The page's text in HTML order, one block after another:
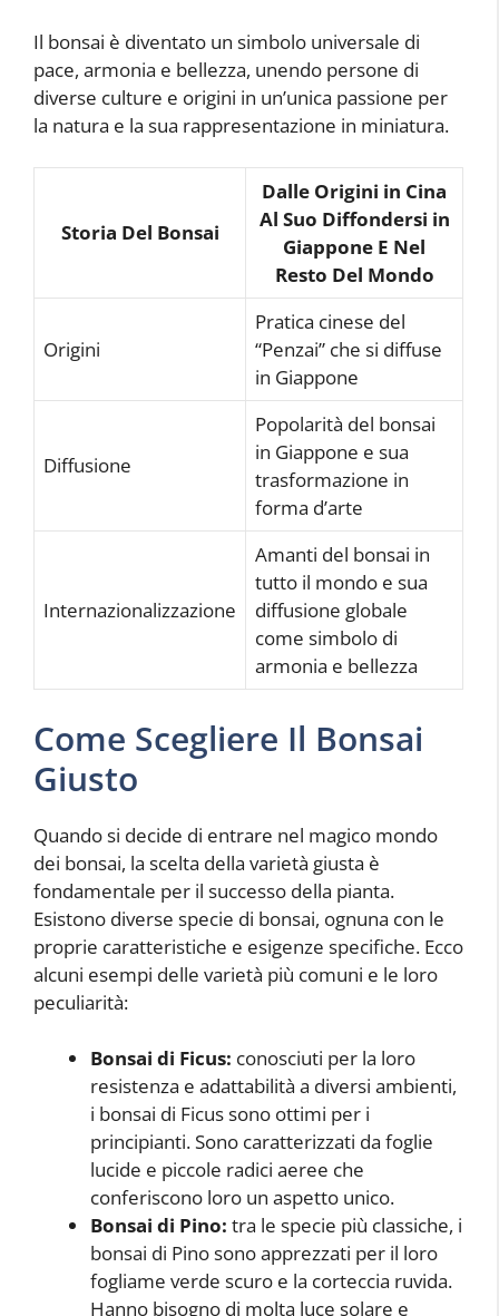
Il bonsai è diventato un simbolo universale di
pace, armonia e bellezza, unendo persone di
diverse culture e origini in un’unica passione per
la natura e la sua rappresentazione in miniatura.
Storia Del Bonsai
Dalle Origini in Cina
Al Suo Diffondersi in
Giappone E Nel
Resto Del Mondo
Origini
Pratica cinese del
“Penzai” che si diffuse
in Giappone
Diffusione
Popolarità del bonsai
in Giappone e sua
trasformazione in
forma d’arte
Internazionalizzazione
Amanti del bonsai in
tutto il mondo e sua
diffusione globale
come simbolo di
armonia e bellezza
Come Scegliere Il Bonsai
Giusto
Quando si decide di entrare nel magico mondo
dei bonsai, la scelta della varietà giusta è
fondamentale per il successo della pianta.
Esistono diverse specie di bonsai, ognuna con le
proprie caratteristiche e esigenze specifiche. Ecco
alcuni esempi delle varietà più comuni e le loro
peculiarità:
Bonsai di Ficus: conosciuti per la loro
resistenza e adattabilità a diversi ambienti,
i bonsai di Ficus sono ottimi per i
principianti. Sono caratterizzati da foglie
lucide e piccole radici aeree che
conferiscono loro un aspetto unico.
Bonsai di Pino: tra le specie più classiche, i
bonsai di Pino sono apprezzati per il loro
fogliame verde scuro e la corteccia ruvida.
Hanno bisogno di molta luce solare e